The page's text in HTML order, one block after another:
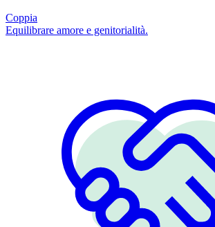
Coppia
Equilibrare amore e genitorialità.